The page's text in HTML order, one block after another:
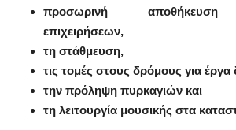
προσωρινή αποθήκευση
επιχειρήσεων,
τη στάθμευση,
τις τομές στους δρόμους για έργα
την πρόληψη πυρκαγιών και
τη λειτουργία μουσικής στα